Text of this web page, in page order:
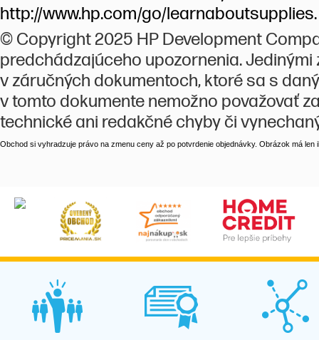
http://www.hp.com/go/learnaboutsupplies.
© Copyright 2025 HP Development
predchádzajúceho upozornenia.
v záručných dokumentoch, ktoré sa s
v tomto dokumente nemožno považovať
technické ani redakčné chyby či
Obchod si vyhradzuje právo na zmenu ceny až po potvrdenie objednávky. Obrázok má len